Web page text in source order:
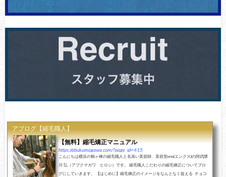
アブログ【縮毛職人】
【無料】縮毛矯正マニュアル
https://abukumagawa.com/?page_id=415
こんにちは横浜の鶴ヶ峰の縮毛職人と名高い美容師、美容室enx(エンクス)の阿武隈
川 弘（アブクマガワ ヒロシ）です。 縮毛職人こだわりの縮毛矯正についてブロ
グにしていきます。 【はじめに】縮毛矯正のイメージをなんとなく捉える チョコ